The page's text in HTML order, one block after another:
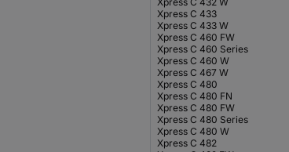
Xpress C 433
Xpress C 433 W
Xpress C 460 FW
Xpress C 460 Series
Xpress C 460 W
Xpress C 467 W
Xpress C 480
Xpress C 480 FN
Xpress C 480 FW
Xpress C 480 Series
Xpress C 480 W
Xpress C 482